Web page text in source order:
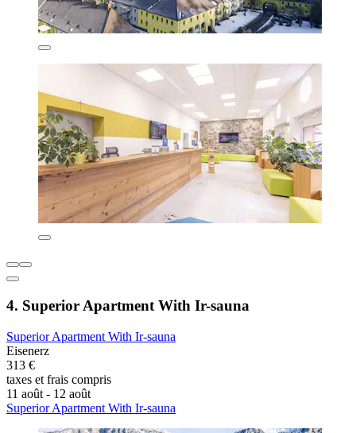
4. Superior Apartment With Ir-sauna
Superior Apartment With Ir-sauna
Eisenerz
313 €
taxes et frais compris
11 août - 12 août
Superior Apartment With Ir-sauna